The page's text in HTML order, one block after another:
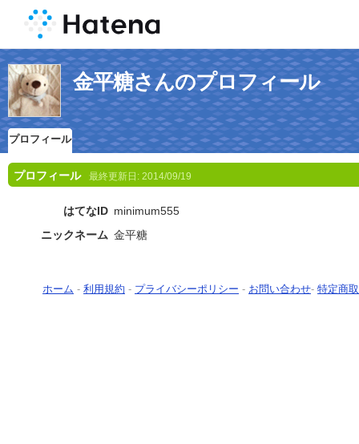
金平糖さんのプロフィール
プロフィール
プロフィール 最終更新日: 2014/09/19
はてなID minimum555
ニックネーム 金平糖
ホーム - 利用規約 - プライバシーポリシー - お問い合わせ- 特定商